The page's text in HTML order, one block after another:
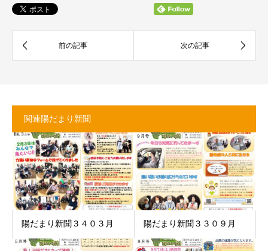
関連陽だまり新聞
陽だまり新聞３４０３月 陽だまり新聞３３０９月